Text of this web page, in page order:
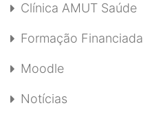
Clínica AMUT Saúde
Formação Financiada
Moodle
Notícias